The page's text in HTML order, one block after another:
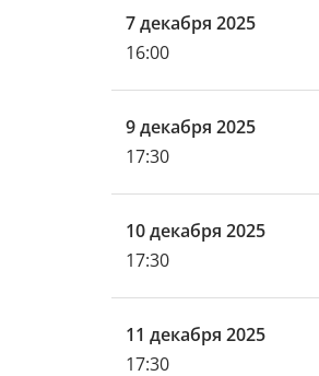
7 декабря 2025
16:00
9 декабря 2025
17:30
10 декабря 2025
17:30
11 декабря 2025
17:30